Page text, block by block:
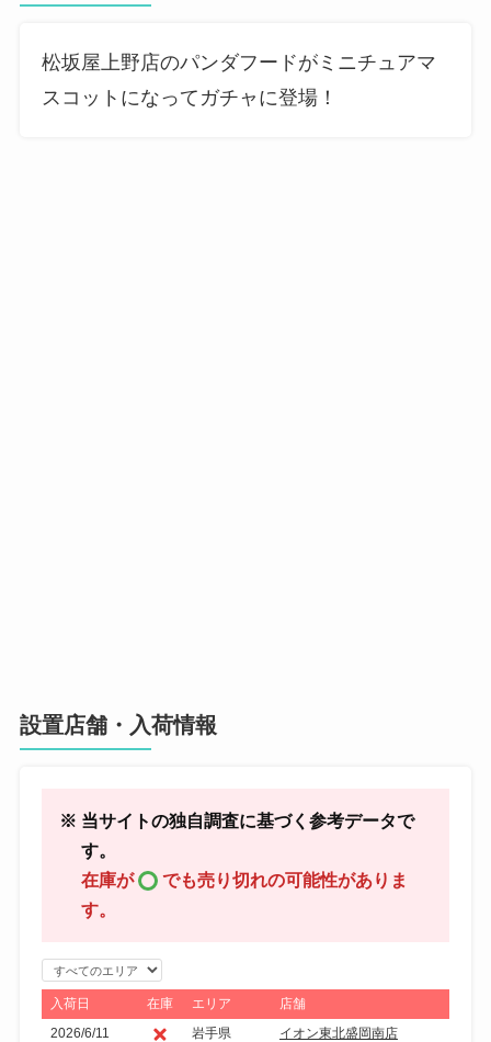
松坂屋上野店のパンダフードがミニチュアマ
スコットになってガチャに登場！
設置店舗・入荷情報
※ 当サイトの独自調査に基づく参考データで
す。
在庫が
でも売り切れの可能性がありま
す。
エ
リ
ア
入荷日 在庫 エリア
店舗
2026/6/11
岩手県
イオン東北盛岡南店